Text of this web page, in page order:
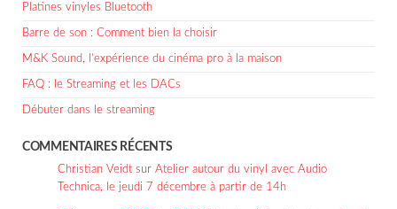
Platines vinyles Bluetooth
Barre de son : Comment bien la choisir
M&K Sound, l’expérience du cinéma pro à la maison
FAQ : le Streaming et les DACs
Débuter dans le streaming
COMMENTAIRES RÉCENTS
Christian Veidt sur Atelier autour du vinyl avec Audio
Technica, le jeudi 7 décembre à partir de 14h